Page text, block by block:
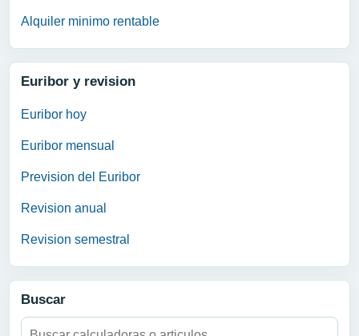
Alquiler minimo rentable
Euribor y revision
Euribor hoy
Euribor mensual
Prevision del Euribor
Revision anual
Revision semestral
Buscar
Buscar: